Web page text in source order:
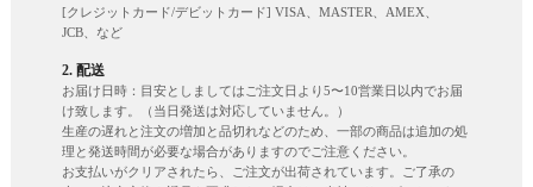
[クレジットカード/デビットカード] VISA、MASTER、AMEX、
JCB、など
2. 配送
お届け日時：目安としましてはご注文日より5〜10営業日以内でお届
け致します。（当日発送は対応していません。）
生産の遅れと注文の増加と品切れなどのため、一部の商品は追加の処
理と発送時間が必要な場合がありますのでご注意ください。
お支払いがクリアされたら、ご注文が出荷されています。ご了承の